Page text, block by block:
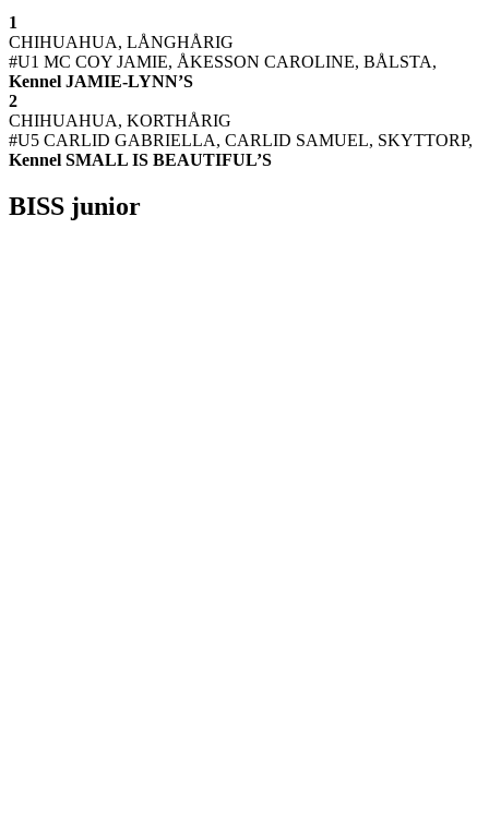
1
CHIHUAHUA, LÅNGHÅRIG
#U1 MC COY JAMIE, ÅKESSON CAROLINE, BÅLSTA,
Kennel JAMIE-LYNN’S
2
CHIHUAHUA, KORTHÅRIG
#U5 CARLID GABRIELLA, CARLID SAMUEL, SKYTTORP,
Kennel SMALL IS BEAUTIFUL’S
BISS junior